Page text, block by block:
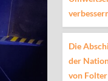
Die
der
von